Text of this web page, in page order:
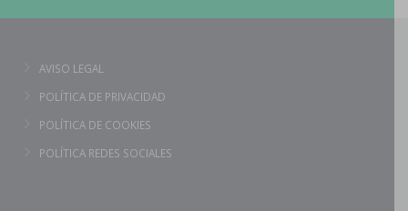
AVISO LEGAL
POLÍTICA DE PRIVACIDAD
POLÍTICA DE COOKIES
POLÍTICA REDES SOCIALES